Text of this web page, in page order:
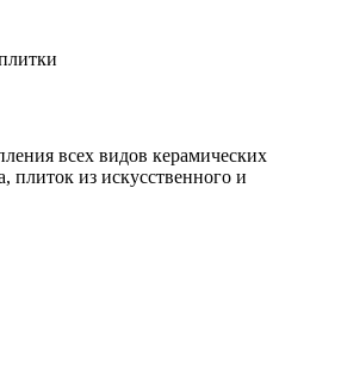
всех видов керамических
плиток из искусственного и